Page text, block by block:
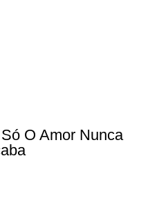
O Amor Nunca